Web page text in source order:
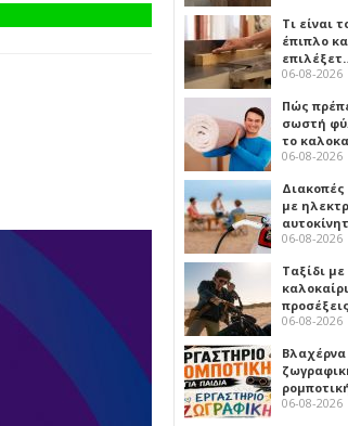
Τι είναι
έπιπλο
06-08-2026
Πώς
σωστή
το
06-08-2026
με
06-08-2026
Ταξίδι
06-08-2026
06-08-2026